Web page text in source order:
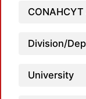
Division/
University